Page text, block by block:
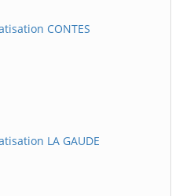
CONTES
LA GAUDE